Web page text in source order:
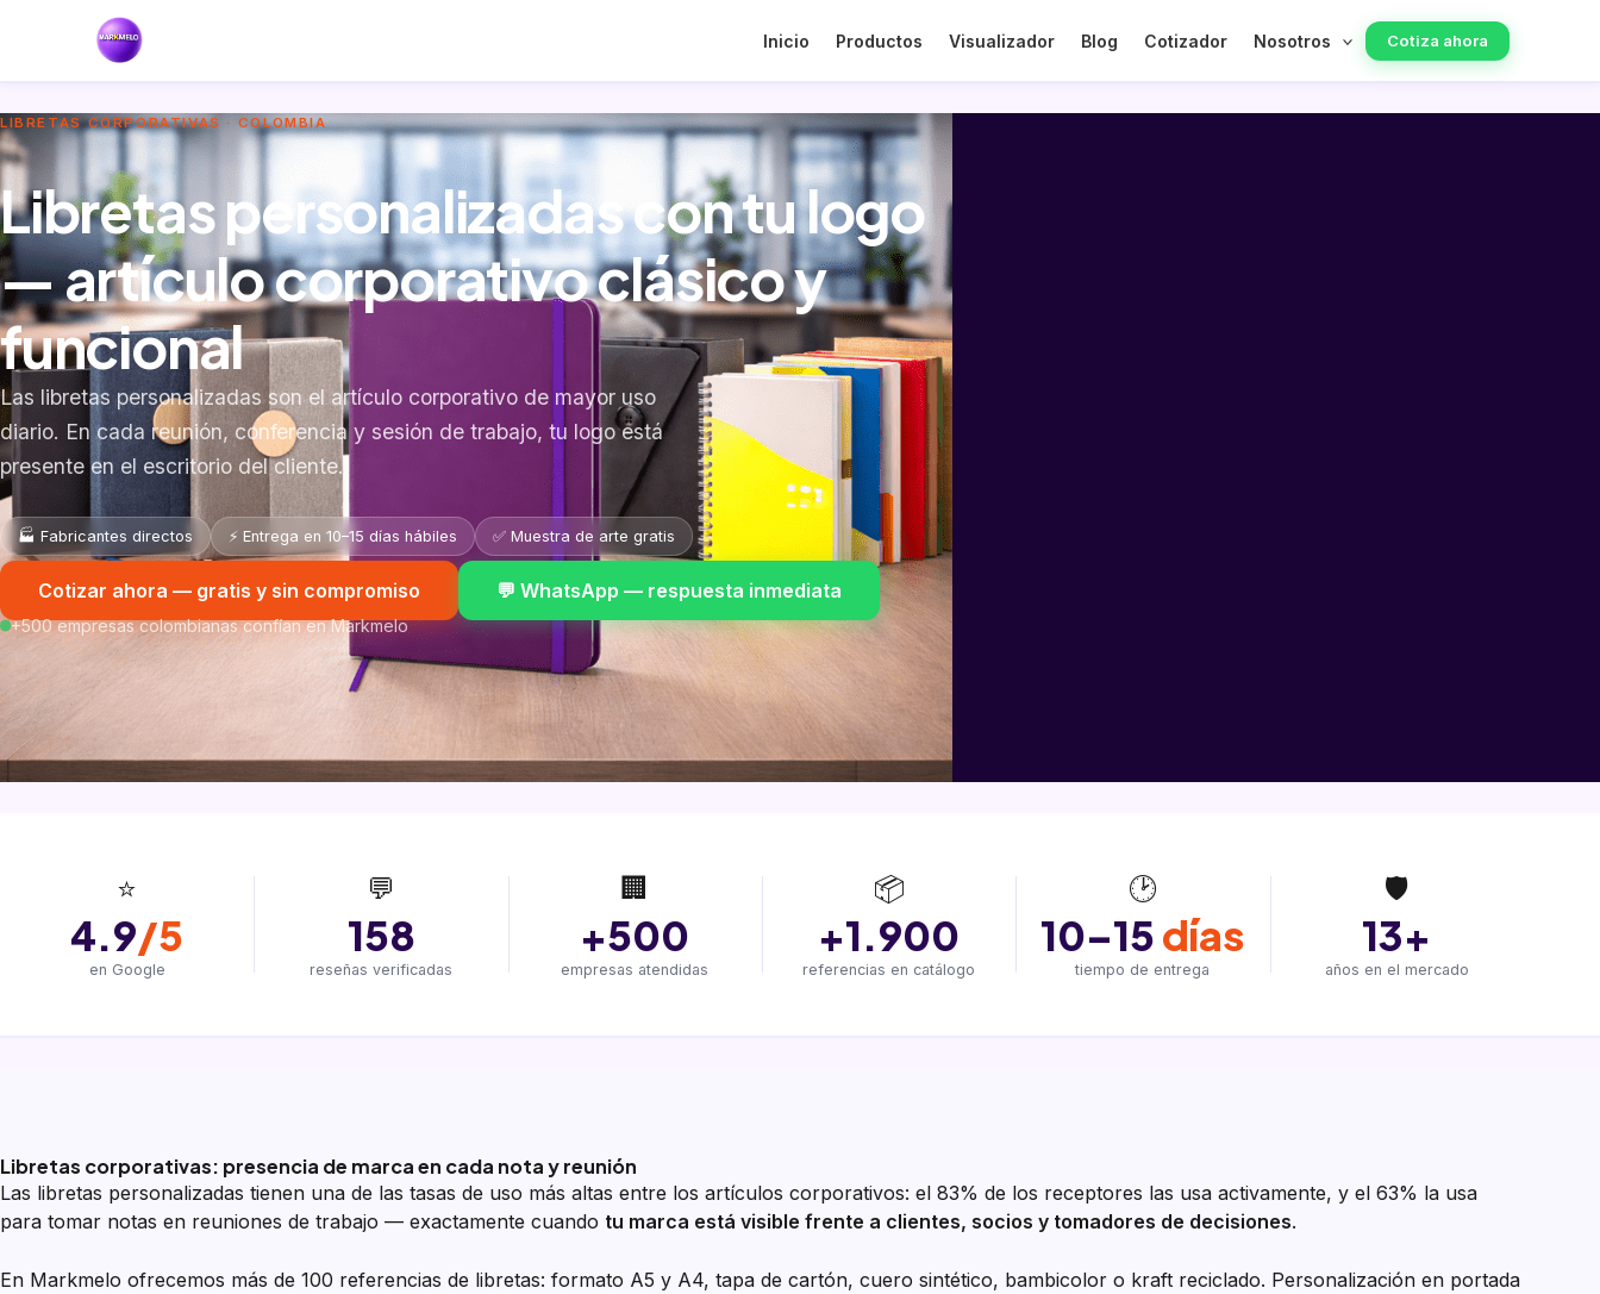
Inicio Productos Visualizador Blog Cotizador Nosotros Cotiza ahora
LIBRETAS CORPORATIVAS · COLOMBIA
Libretas personalizadas con tu logo
— artículo corporativo clásico y
funcional
Las libretas personalizadas son el artículo corporativo de mayor uso
diario. En cada reunión, conferencia y sesión de trabajo, tu logo está
presente en el escritorio del cliente.
🏭 Fabricantes directos ⚡ Entrega en 10–15 días hábiles ✅ Muestra de arte gratis
Cotizar ahora — gratis y sin compromiso 💬 WhatsApp — respuesta inmediata
+500 empresas colombianas confían en Markmelo
⭐
4.9/5
en Google
💬
158
reseñas verificadas
🏢
+500
empresas atendidas
📦
+1.900
referencias en catálogo
🕑
10–15días
tiempo de entrega
🛡
13+
años en el mercado
Libretas corporativas: presencia de marca en cada nota y reunión
Las libretas personalizadas tienen una de las tasas de uso más altas entre los artículos corporativos: el 83% de los receptores las usa activamente, y el 63% la usa
para tomar notas en reuniones de trabajo — exactamente cuando tu marca está visible frente a clientes, socios y tomadores de decisiones.
En Markmelo ofrecemos más de 100 referencias de libretas: formato A5 y A4, tapa de cartón, cuero sintético, bambicolor o kraft reciclado. Personalización en portada